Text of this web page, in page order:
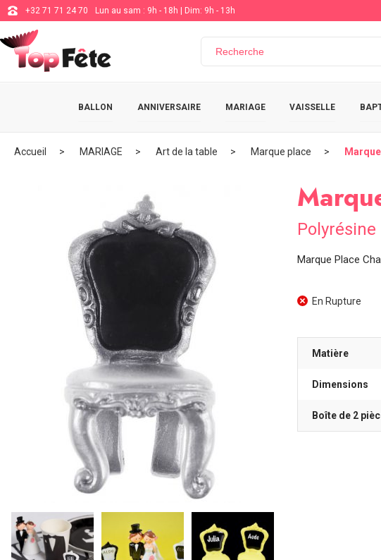
+32 71 71 24 70 Lun au sam : 9h - 18h | Dim: 9h - 13h
BALLON ANNIVERSAIRE MARIAGE VAISSELLE
Accueil MARIAGE Art de la table Marque place
Polyrésine
Marque Place
En Rupture
Matière
Dimensions
Boîte de 2